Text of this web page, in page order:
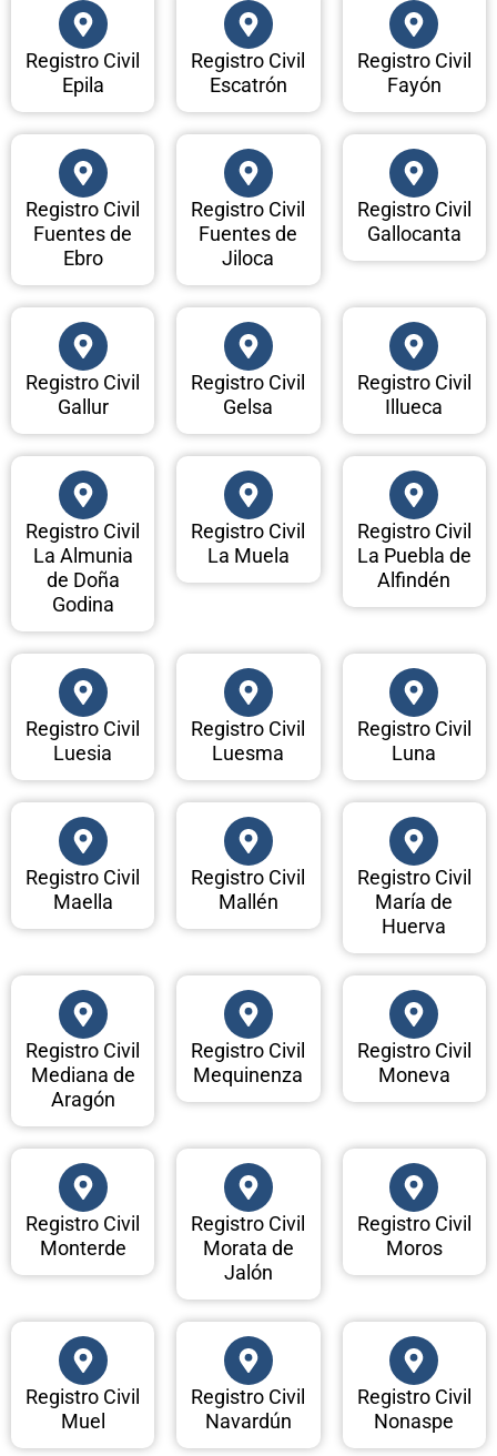
Registro Civil
Epila
Registro Civil
Escatrón
Registro Civil
Fayón
Registro Civil
Fuentes de
Ebro
Registro Civil
Fuentes de
Jiloca
Registro Civil
Gallocanta
Registro Civil
Gallur
Registro Civil
Gelsa
Registro Civil
Illueca
Registro Civil
La Almunia
de Doña
Godina
Registro Civil
La Muela
Registro Civil
La Puebla de
Alfindén
Registro Civil
Luesia
Registro Civil
Luesma
Registro Civil
Luna
Registro Civil
Maella
Registro Civil
Mallén
Registro Civil
María de
Huerva
Registro Civil
Mediana de
Aragón
Registro Civil
Mequinenza
Registro Civil
Moneva
Registro Civil
Monterde
Registro Civil
Morata de
Jalón
Registro Civil
Moros
Registro Civil
Muel
Registro Civil
Navardún
Registro Civil
Nonaspe